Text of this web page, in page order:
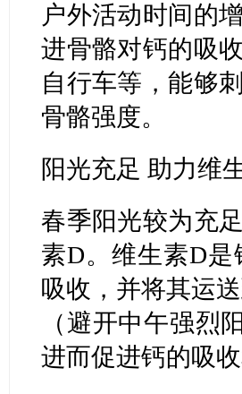
户外活动时间的
进骨骼对钙的吸
自行车等，能够
骨骼强度。
阳光充足 助力维
春季阳光较为充
素D。维生素D
吸收，并将其运
（避开中午强烈
进而促进钙的吸收